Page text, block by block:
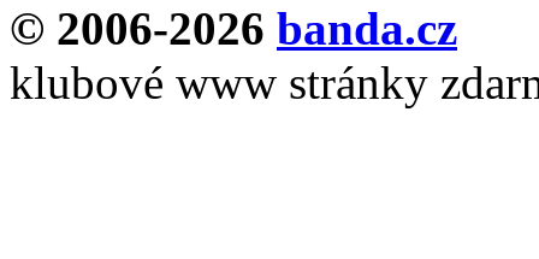
© 2006-2026 banda.cz
klubové www stránky